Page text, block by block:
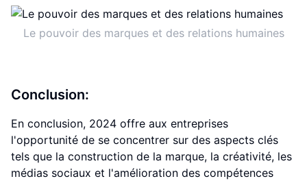
Le pouvoir des marques et des relations humaines
Conclusion:
En conclusion, 2024 offre aux entreprises
l'opportunité de se concentrer sur des aspects clés
tels que la construction de la marque, la créativité, les
médias sociaux et l'amélioration des compétences